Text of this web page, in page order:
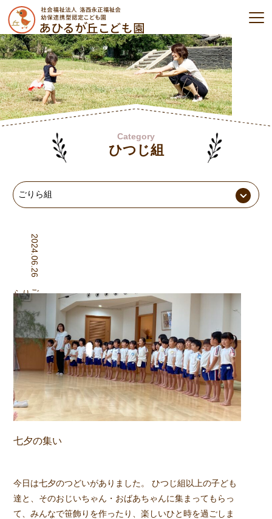
Category
ひつじ組
2024.06.26
ごりら
組
七夕の集い
今日は七夕のつどいがありました。 ひつじ組以上の子ども
達と、そのおじいちゃん・おばあちゃんに集まってもらっ
て、みんなで笹飾りを作ったり、楽しいひと時を過ごしま